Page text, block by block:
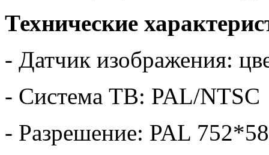
Технические
- Датчик изображения:
- Система ТВ: PAL/NTSC
- Разрешение: PAL